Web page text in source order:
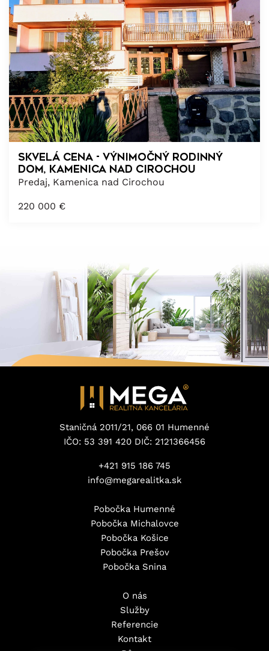
SKVELÁ CENA - výnimočný rodinný
dom, Kamenica nad Cirochou
Predaj, Kamenica nad Cirochou
220 000 €
Staničná 2011/21, 066 01 Humenné
IČO: 53 391 420 DIČ: 2121366456
+421 915 186 745
info@megarealitka.sk
Pobočka Humenné
Pobočka Michalovce
Pobočka Košice
Pobočka Prešov
Pobočka Snina
O nás
Služby
Referencie
Kontakt